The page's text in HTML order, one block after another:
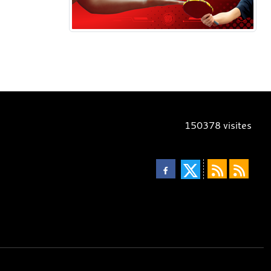
150378 visites